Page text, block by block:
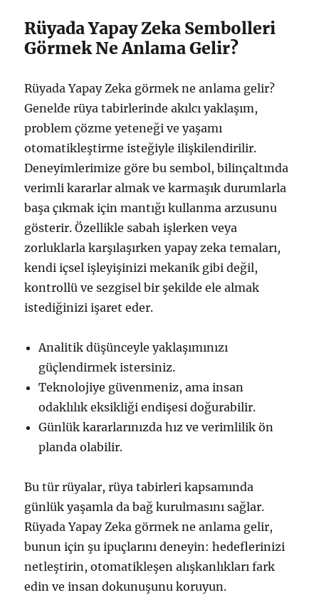
Rüyada Yapay Zeka Sembolleri
Görmek Ne Anlama Gelir?
Rüyada Yapay Zeka görmek ne anlama gelir?
Genelde rüya tabirlerinde akılcı yaklaşım,
problem çözme yeteneği ve yaşamı
otomatikleştirme isteğiyle ilişkilendirilir.
Deneyimlerimize göre bu sembol, bilinçaltında
verimli kararlar almak ve karmaşık durumlarla
başa çıkmak için mantığı kullanma arzusunu
gösterir. Özellikle sabah işlerken veya
zorluklarla karşılaşırken yapay zeka temaları,
kendi içsel işleyişinizi mekanik gibi değil,
kontrollü ve sezgisel bir şekilde ele almak
istediğinizi işaret eder.
Analitik düşünceyle yaklaşımınızı
güçlendirmek istersiniz.
Teknolojiye güvenmeniz, ama insan
odaklılık eksikliği endişesi doğurabilir.
Günlük kararlarınızda hız ve verimlilik ön
planda olabilir.
Bu tür rüyalar, rüya tabirleri kapsamında
günlük yaşamla da bağ kurulmasını sağlar.
Rüyada Yapay Zeka görmek ne anlama gelir,
bunun için şu ipuçlarını deneyin: hedeflerinizi
netleştirin, otomatikleşen alışkanlıkları fark
edin ve insan dokunuşunu koruyun.